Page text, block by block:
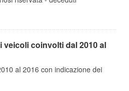
veicoli coinvolti dal 2010 al
al 2016 con indicazione dei